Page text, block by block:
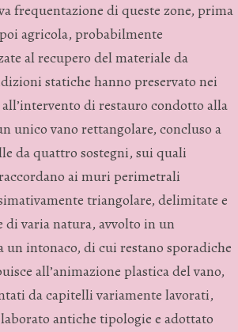
frequentazione di queste zone, prima
agricola, probabilmente
al recupero del materiale da
statiche hanno preservato nei
di restauro condotto alla
unico vano rettangolare, concluso a
da quattro sostegni, sui quali
ai muri perimetrali
triangolare, delimitate e
varia natura, avvolto in un
intonaco, di cui restano sporadiche
all’animazione plastica del vano,
da capitelli variamente lavorati,
antiche tipologie e adottato